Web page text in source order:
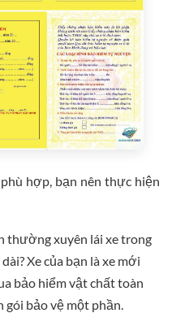
hợp, bạn nên thực hiện
thường xuyên lái xe trong
Xe của bạn là xe mới
bảo hiểm vật chất toàn
gói bảo vệ một phần.